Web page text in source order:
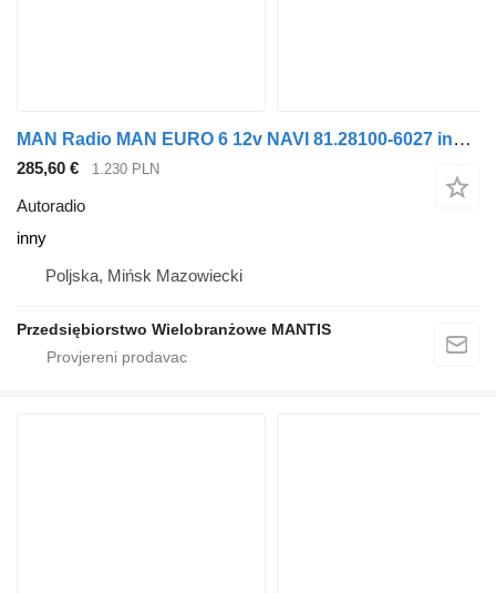
MAN Radio MAN EURO 6 12v NAVI 81.28100-6027 inny autoradio za tegljača
285,60 € 1.230 PLN
Autoradio
inny
Poljska, Mińsk Mazowiecki
Przedsiębiorstwo Wielobranżowe MANTIS